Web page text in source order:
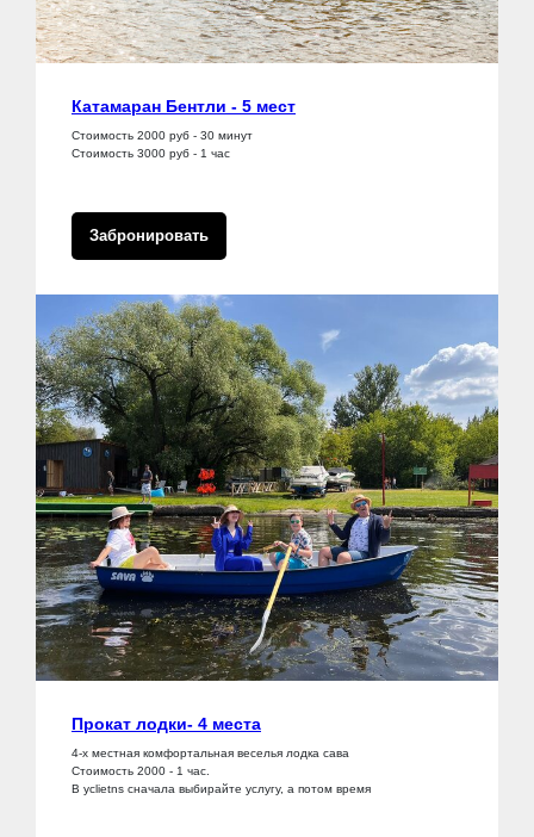
Катамаран Бентли - 5 мест
Стоимость 2000 руб - 30 минут
Стоимость 3000 руб - 1 час
Забронировать
Прокат лодки- 4 места
4-х местная комфортальная веселья лодка сава
Стоимость 2000 - 1 час.
В yclietns сначала выбирайте услугу, а потом время